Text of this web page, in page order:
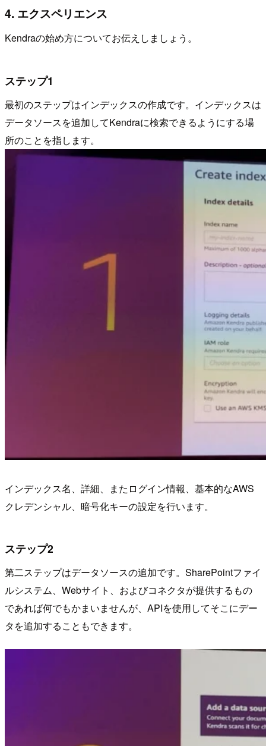
4. エクスペリエンス
Kendraの始め方についてお伝えしましょう。
ステップ1
最初のステップはインデックスの作成です。インデックスは
データソースを追加してKendraに検索できるようにする場
所のことを指します。
インデックス名、詳細、またログイン情報、基本的なAWS
クレデンシャル、暗号化キーの設定を行います。
ステップ2
第二ステップはデータソースの追加です。SharePointファイ
ルシステム、Webサイト、およびコネクタが提供するもの
であれば何でもかまいませんが、APIを使用してそこにデー
タを追加することもできます。